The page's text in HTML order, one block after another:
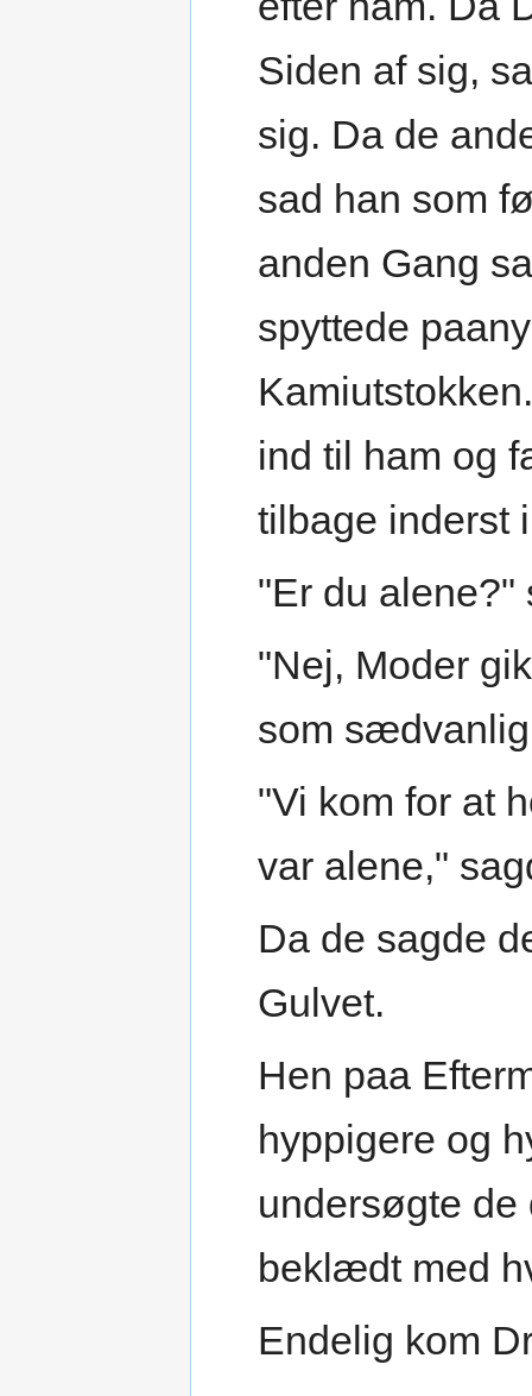
Siden af sig,
sig. Da de
sad han som
anden Gang
spyttede
ind til ham og
tilbage inderst
"Er du alene?"
"Nej, Moder
som
"Vi kom for at
var alene,"
Da de sagde
Gulvet.
Hen paa
hyppigere og
undersøgte de
beklædt med
Endelig kom